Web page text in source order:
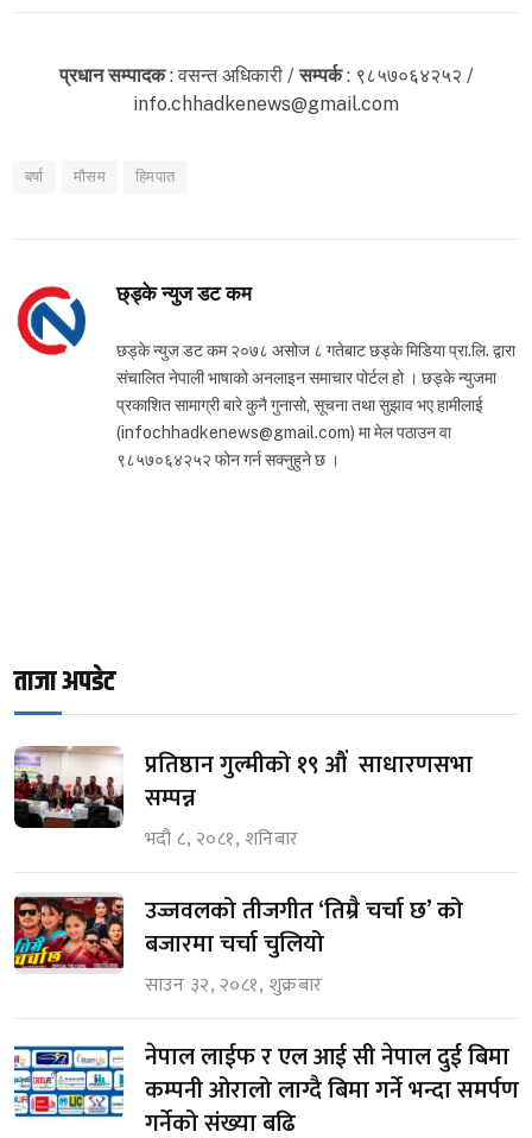
प्रधान सम्पादक: वसन्त अधिकारी /सम्पर्क: ९८५७०६४२५२ /
info.chhadkenews@gmail.com
बर्षा मौसम हिमपात
छ्ड्के न्युज डट कम
छड्के न्युज डट कम २०७८ असोज ८ गतेबाट छड्के मिडिया प्रा.लि. द्वारा
संचालित नेपाली भाषाको अनलाइन समाचार पोर्टल हो । छड्के न्युजमा
प्रकाशित सामाग्री बारे कुनै गुनासो, सूचना तथा सुझाव भए हामीलाई
(infochhadkenews@gmail.com) मा मेल पठाउन वा
९८५७०६४२५२ फोन गर्न सक्नुहुने छ ।
ताजा अपडेट
प्रतिष्ठान गुल्मीको १९ औं साधारणसभा
सम्पन्न
भदौ ८, २०८१, शनिबार
उज्जवलको तीजगीत ‘तिम्रै चर्चा छ’ को
बजारमा चर्चा चुलियो
साउन ३२, २०८१, शुक्रबार
नेपाल लाईफ र एल आई सी नेपाल दुई बिमा
कम्पनी ओरालो लाग्दै बिमा गर्ने भन्दा समर्पण
गर्नेको संख्या बढि